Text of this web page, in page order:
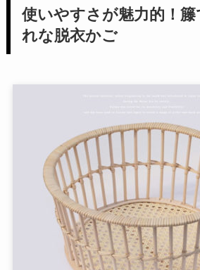
使いやすさが魅力的！
れな脱衣かご